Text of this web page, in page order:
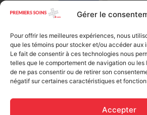
Gérer le
Pour offrir les meilleures expériences, nous
que les témoins pour stocker et/ou accéder aux
Le fait de consentir à ces technologies nous
telles que le comportement de navigation ou les
de ne pas consentir ou de retirer son
négatif sur certaines caractéristiques et
Accepter
Pack (10.2 x 15.2 cm) small